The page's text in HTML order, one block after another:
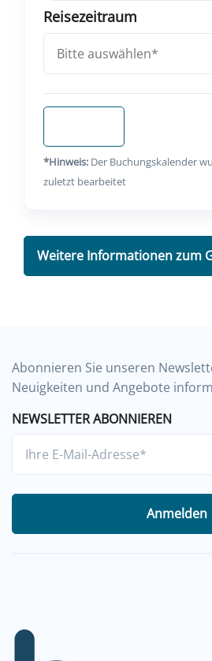
Reisezeitraum
*Hinweis: Der Buchungskalender
zuletzt bearbeitet
Weitere Informationen zum
Abonnieren Sie unseren
Neuigkeiten und Angebote
NEWSLETTER ABONNIEREN
Anmelden